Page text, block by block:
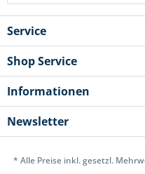
Service
Shop Service
Informationen
Newsletter
* Alle Preise inkl. gesetzl.